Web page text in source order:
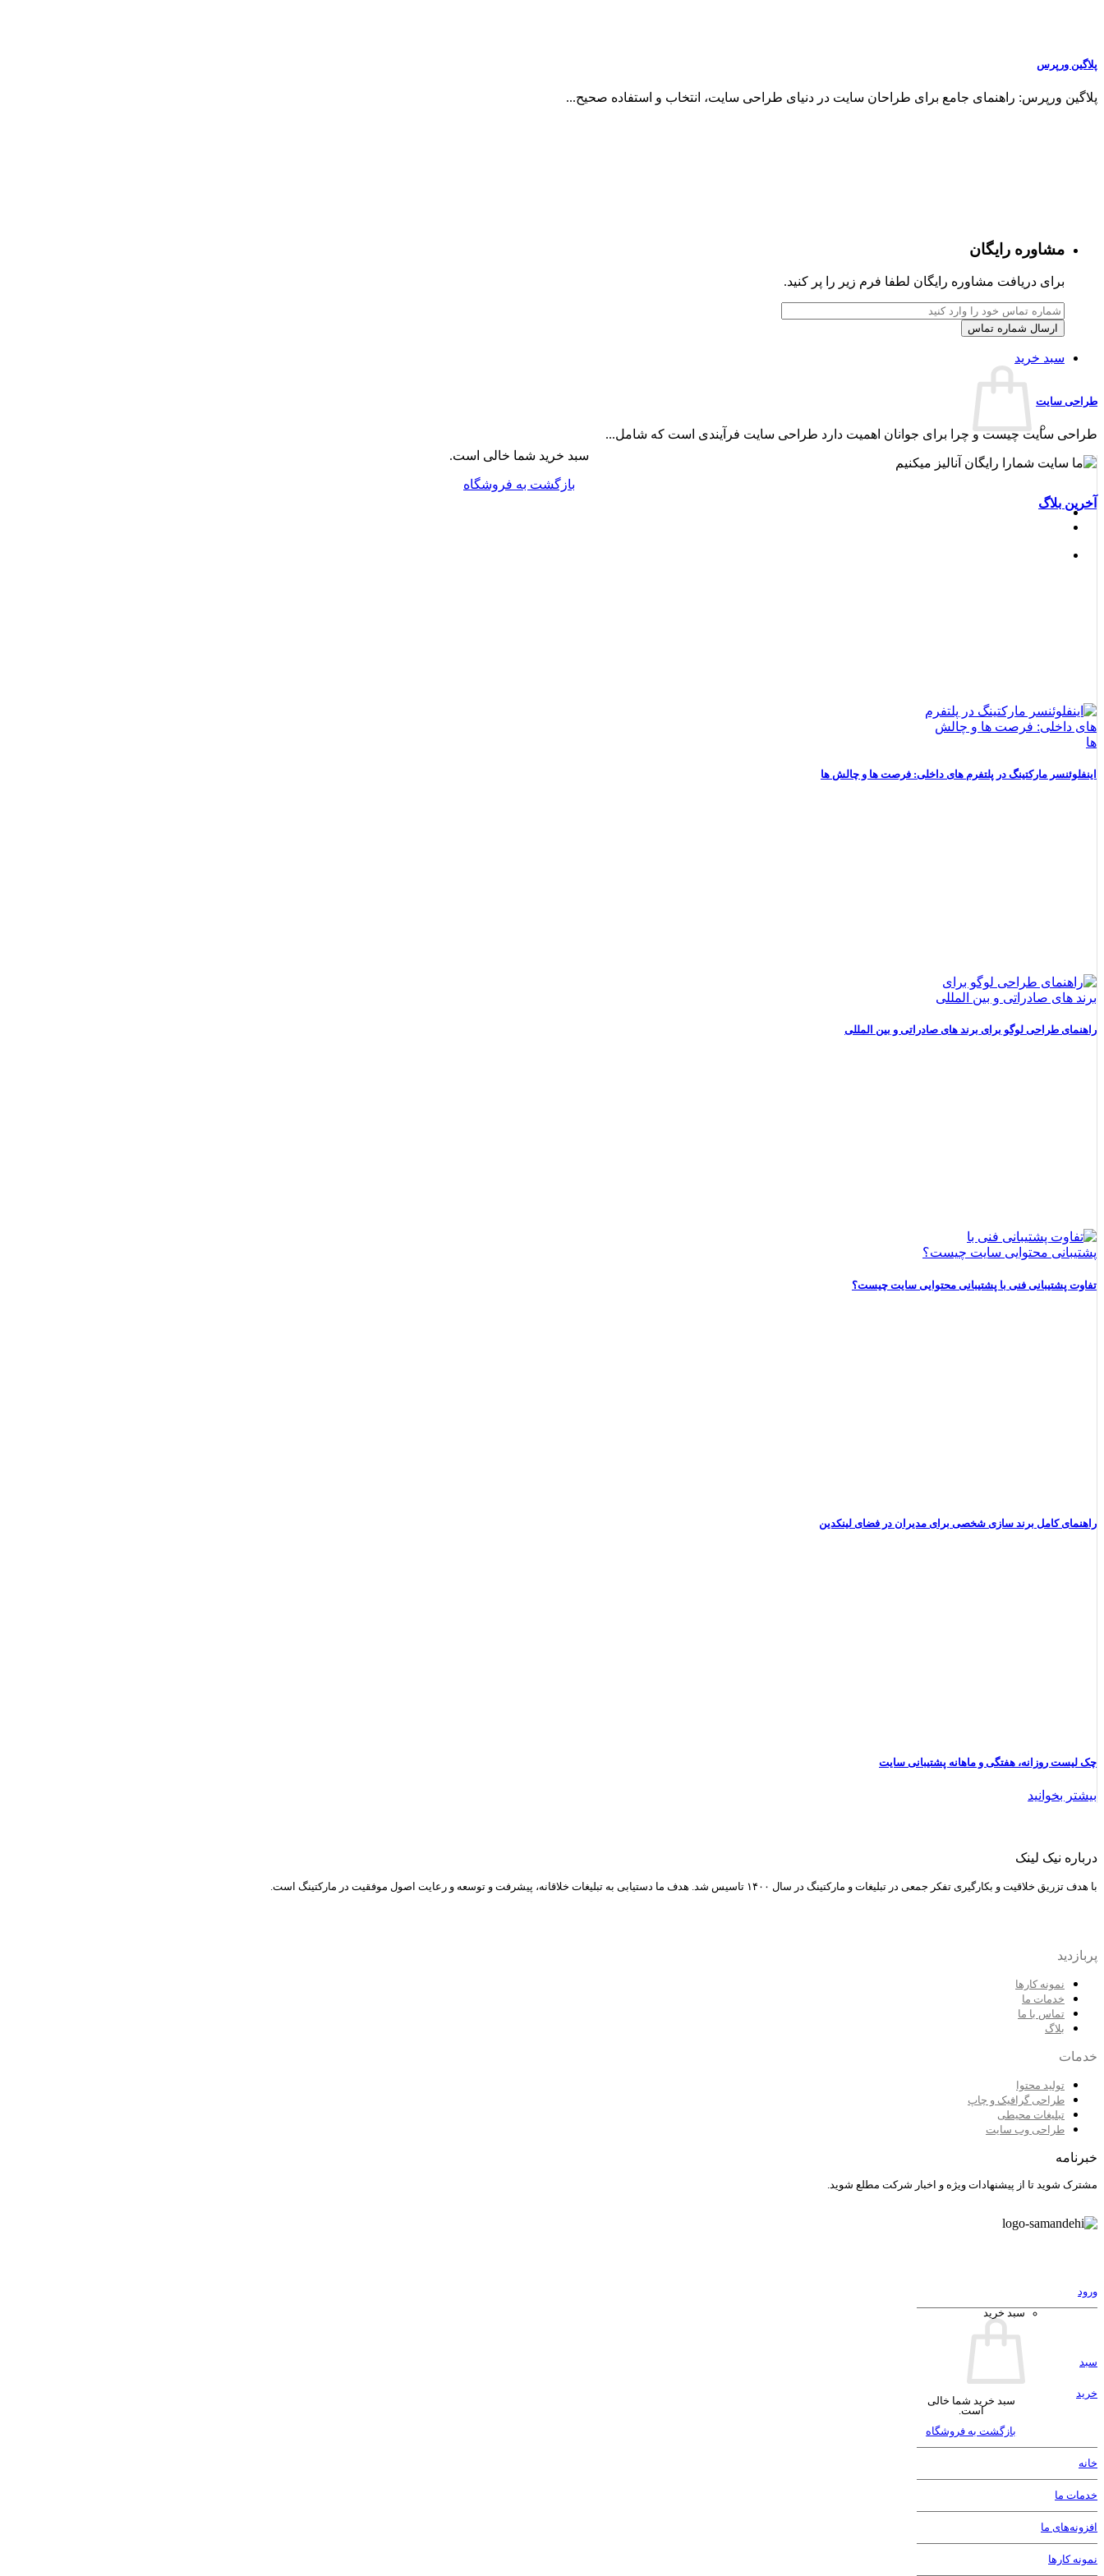
طراحی وب سایت شرکتی
پشتیبانی وب سایت
افزونه فرم ساز نمایشگاهی
مشاهده فروشگاه خدمات طراحی سایت
بازاریابی موتورهای جستجو
سئو (SEO)
تبلیغات در گوگل (Google Ads)
مشاهده صفحه خدمات طراحی سایت
بازاریابی شبکه‌های اجتماعی
طراحی کارت ویزیت
تولید محتوا
تولید محتوای متنی
تدوین ویدئو
موشن گرافیک (ویدئو)
مشاوره رایگان
برای دریافت مشاوره رایگان لطفا فرم زیر را پر کنید.
سبد خرید
سبد خرید شما خالی است.
بازگشت به فروشگاه
پلاگین ورپرس
پلاگین ورپرس: راهنمای جامع برای طراحان سایت در دنیای طراحی سایت، انتخاب و استفاده صحیح...
طراحی سایت
طراحی سایت چیست و چرا برای جوانان اهمیت دارد طراحی سایت فرآیندی است که شامل...
آخرین بلاگ
اینفلوئنسر مارکتینگ در پلتفرم های داخلی: فرصت ها و چالش ها
راهنمای طراحی لوگو برای برند های صادراتی و بین المللی
تفاوت پشتیبانی فنی با پشتیبانی محتوایی سایت چیست؟
راهنمای کامل برند سازی شخصی برای مدیران در فضای لینکدین
چک‌ لیست روزانه، هفتگی و ماهانه پشتیبانی سایت
بیشتر بخوانید
درباره نیک لینک
با هدف تزریق خلاقیت و بکارگیری تفکر جمعی در تبلیغات و مارکتینگ در سال ۱۴۰۰ تاسیس شد. هدف ما دستیابی به تبلیغات خلاقانه، پیشرفت و توسعه و رعایت اصول موفقیت در مارکتینگ است.
پربازدید
نمونه کارها
خدمات ما
تماس با ما
بلاگ
خدمات
تولید محتوا
طراحی گرافیک و چاپ
تبلیغات محیطی
طراحی وب سایت
خبرنامه
مشترک شوید تا از پیشنهادات ویژه و اخبار شرکت مطلع شوید.
ورود
سبد
خرید
سبد خرید
سبد خرید شما خالی
است.
بازگشت به فروشگاه
خانه
خدمات ما
افزونه‌های ما
نمونه کارها